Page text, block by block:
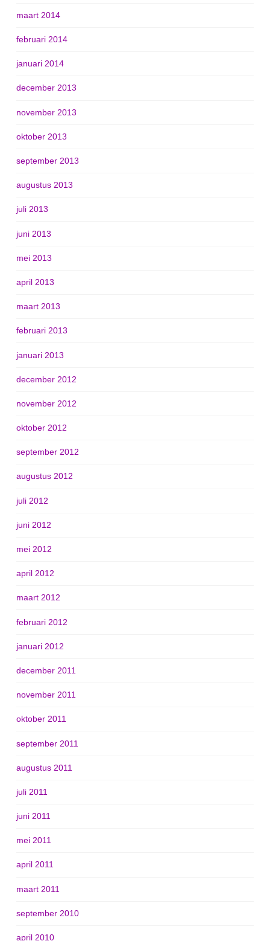
maart 2014
februari 2014
januari 2014
december 2013
november 2013
oktober 2013
september 2013
augustus 2013
juli 2013
juni 2013
mei 2013
april 2013
maart 2013
februari 2013
januari 2013
december 2012
november 2012
oktober 2012
september 2012
augustus 2012
juli 2012
juni 2012
mei 2012
april 2012
maart 2012
februari 2012
januari 2012
december 2011
november 2011
oktober 2011
september 2011
augustus 2011
juli 2011
juni 2011
mei 2011
april 2011
maart 2011
september 2010
april 2010